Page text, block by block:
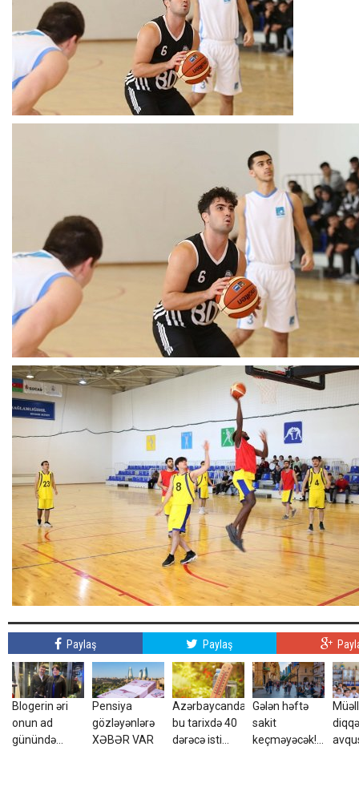
Paylaş Paylaş
Blogerin əri
onun ad
günündə
Pensiya
gözləyənlərə
XƏBƏR VAR
Azərbaycanda
bu tarixdə 40
dərəcə isti
Gələn həftə
sakit
keçməyəcək!